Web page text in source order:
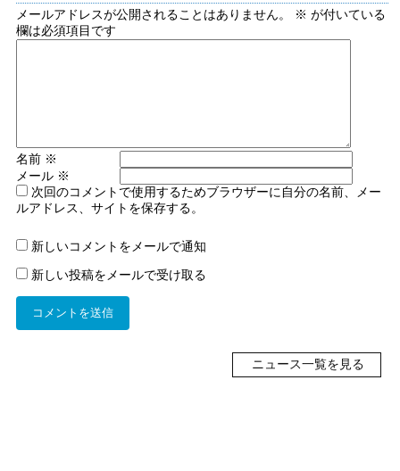
メールアドレスが公開されることはありません。 ※ が付いている
欄は必須項目です
名前 ※
メール ※
次回のコメントで使用するためブラウザーに自分の名前、メー
ルアドレス、サイトを保存する。
新しいコメントをメールで通知
新しい投稿をメールで受け取る
ニュース一覧を見る